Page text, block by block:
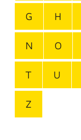
G H
N O
T U
Z